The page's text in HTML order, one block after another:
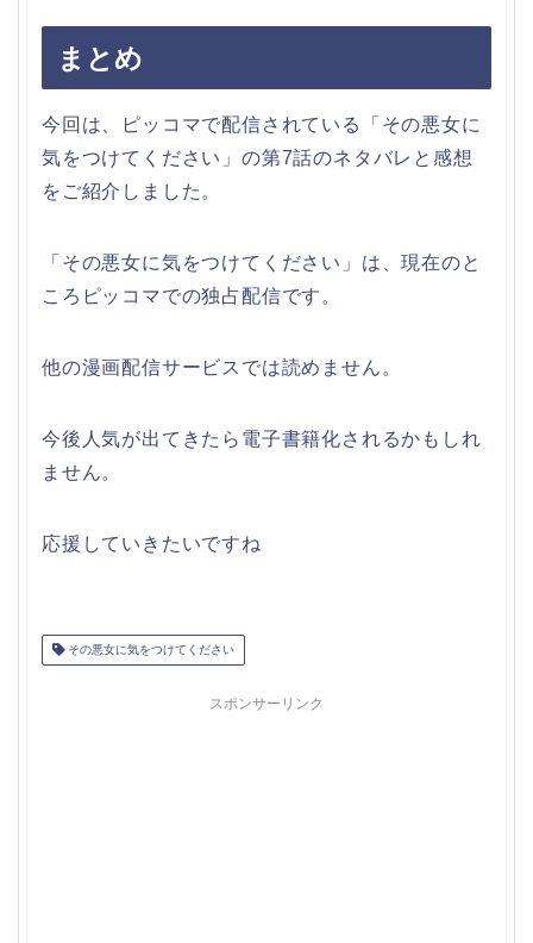
まとめ
今回は、ピッコマで配信されている「その悪女に
気をつけてください」の第7話のネタバレと感想
をご紹介しました。
「その悪女に気をつけてください」は、現在のと
ころピッコマでの独占配信です。
他の漫画配信サービスでは読めません。
今後人気が出てきたら電子書籍化されるかもしれ
ません。
応援していきたいですね
その悪女に気をつけてください
スポンサーリンク